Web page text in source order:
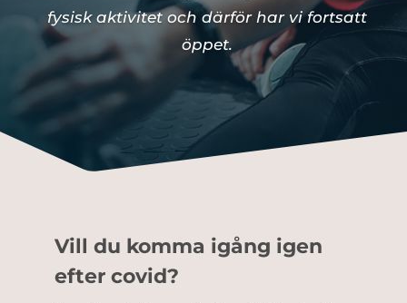
fysisk aktivitet och därför har vi fortsatt
öppet.
Vill du komma igång igen
efter covid?